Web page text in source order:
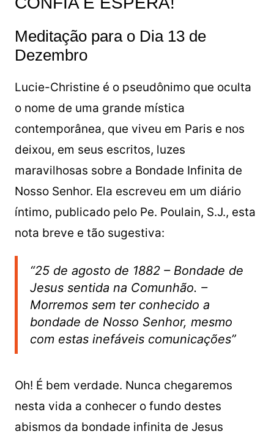
Meditação para o Dia 13 de
Dezembro
Lucie-Christine é o pseudônimo que oculta
o nome de uma grande mística
contemporânea, que viveu em Paris e nos
deixou, em seus escritos, luzes
maravilhosas sobre a Bondade Infinita de
Nosso Senhor. Ela escreveu em um diário
íntimo, publicado pelo Pe. Poulain, S.J., esta
nota breve e tão sugestiva:
“25 de agosto de 1882 – Bondade de
Jesus sentida na Comunhão. –
Morremos sem ter conhecido a
bondade de Nosso Senhor, mesmo
com estas inefáveis comunicações”
Oh! É bem verdade. Nunca chegaremos
nesta vida a conhecer o fundo destes
abismos da bondade infinita de Jesus